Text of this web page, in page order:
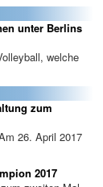
unter Berlins
welche
zum
26. April 2017
2017